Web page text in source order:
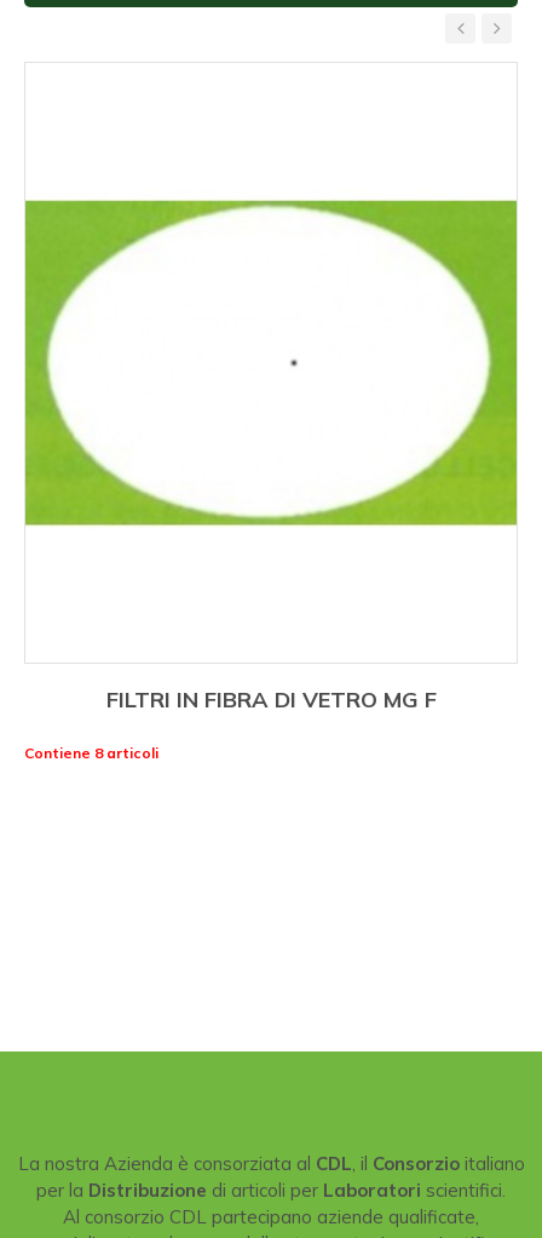
FILTRI IN FIBRA DI VETRO MG F
Contiene 8 articoli
‹ ›
La nostra Azienda è consorziata al CDL , il Consorzioitaliano
per la Distribuzione di articoli per Laboratori scientifici.
Al consorzio CDL partecipano aziende qualificate,